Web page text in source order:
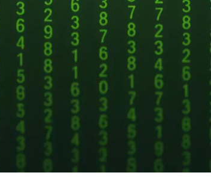
объединяющей десятки нейросетей, каждая из
вероятность конверсии или анализирует
единой системе, чтобы максимально точно
за последние десятки дней, то теперь — за
более эффективно анализировать
внедрила « ЯндексМузыка». В настоящее время ее
Внедрение ARGUS в рекламную систему